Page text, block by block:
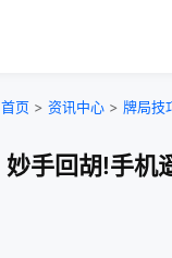
首页 > 资讯中心 > 牌局技
妙手回胡!手机